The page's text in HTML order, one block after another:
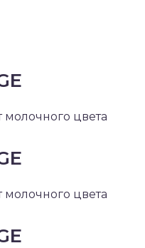
цвета
цвета